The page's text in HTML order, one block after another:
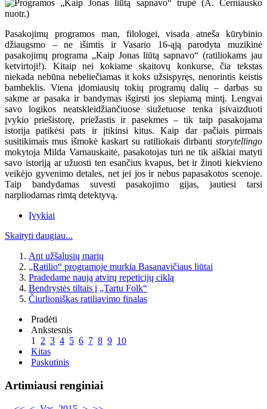
Pasakojimų programos man, filologei, visada atneša kūrybinio
džiaugsmo – ne išimtis ir Vasario 16-ąją parodyta muzikinė
pasakojimų programa „Kaip Jonas liūtą sapnavo“ (ratiliokams jau
ketvirtoji!). Kitaip nei kokiame skaitovų konkurse, čia tekstas
niekada nebūna nebeliečiamas it koks užsispyręs, nenorintis keistis
bambeklis. Viena įdomiausių tokių programų dalių – darbas su
sakme ar pasaka ir bandymas išgirsti jos slepiamą mintį. Lengvai
savo logikos neatskleidžiančiuose siužetuose tenka įsivaizduoti
įvykio priešistorę, priežastis ir pasekmes – tik taip pasakojama
istorija patikėsi pats ir įtikinsi kitus. Kaip dar pačiais pirmais
susitikimais mus išmokė kaskart su ratiliokais dirbanti storytellingo
mokytoja Milda Varnauskaitė, pasakotojas turi ne tik aiškiai matyti
savo istoriją ar užuosti ten esančius kvapus, bet ir žinoti kiekvieno
veikėjo gyvenimo detales, net jei jos ir nebus papasakotos scenoje.
Taip bandydamas suvesti pasakojimo gijas, jautiesi tarsi
narpliodamas rimtą detektyvą.
Įvykiai
Skaityti daugiau...
Ant užšalusių marių
„Ratilio“ programoje murkia Basanavičiaus liūtai
Pradedame naują atvirų repeticijų ciklą
Bendrystės tiltais į „Tartu Folk“
Čiurlioniškas ratiliavimo finalas
Pradėti
Ankstesnis
1 2 3 4 5 6 7 8 9 10
Kitas
Paskutinis
Artimiausi renginiai